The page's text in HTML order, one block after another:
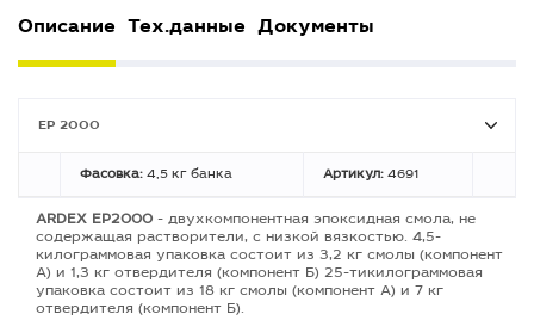
Описание Тех.данные Документы
EP 2000
Фасовка: 4,5 кг банка Артикул: 4691
ARDEX EP2000 - двухкомпонентная эпоксидная смола, не
содержащая растворители, с низкой вязкостью. 4,5-
килограммовая упаковка состоит из 3,2 кг смолы (компонент
А) и 1,3 кг отвердителя (компонент Б) 25-тикилограммовая
упаковка состоит из 18 кг смолы (компонент А) и 7 кг
отвердителя (компонент Б).